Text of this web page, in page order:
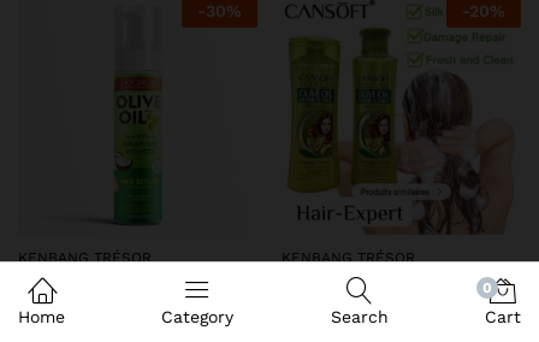
-30%
KENBANG TRÉSOR
DEQROY Olive Oil Mousse
Coiffante – Hold & Shine
-20%
KENBANG TRÉSOR
Duo CANSoft Shampooing &
Après-shampooing à l’Huile
Home Category Search
0
Cart